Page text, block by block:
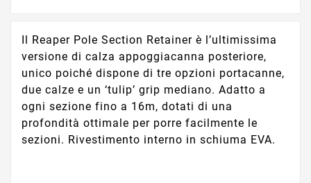
Il Reaper Pole Section Retainer è l’ultimissima
versione di calza appoggiacanna posteriore,
unico poiché dispone di tre opzioni portacanne,
due calze e un ‘tulip’ grip mediano. Adatto a
ogni sezione fino a 16m, dotati di una
profondità ottimale per porre facilmente le
sezioni. Rivestimento interno in schiuma EVA.